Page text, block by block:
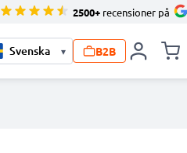
2500+ recensioner på
▾ B2B